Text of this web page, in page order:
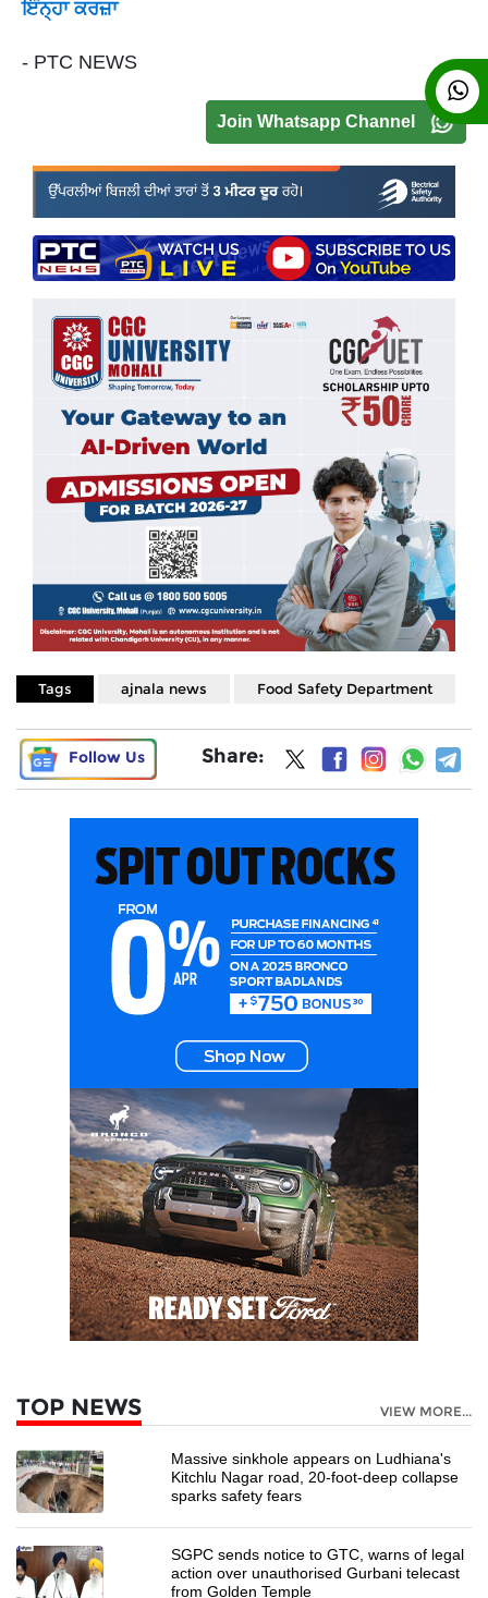
ਇੰਨ੍ਹਾ ਕਰਜ਼ਾ
- PTC NEWS
Join Whatsapp Channel
Tags ajnala news Food Safety Department
Follow Us Share:
TOP NEWS VIEW MORE...
Massive sinkhole appears on Ludhiana's
Kitchlu Nagar road, 20-foot-deep collapse
sparks safety fears
SGPC sends notice to GTC, warns of legal
action over unauthorised Gurbani telecast
from Golden Temple